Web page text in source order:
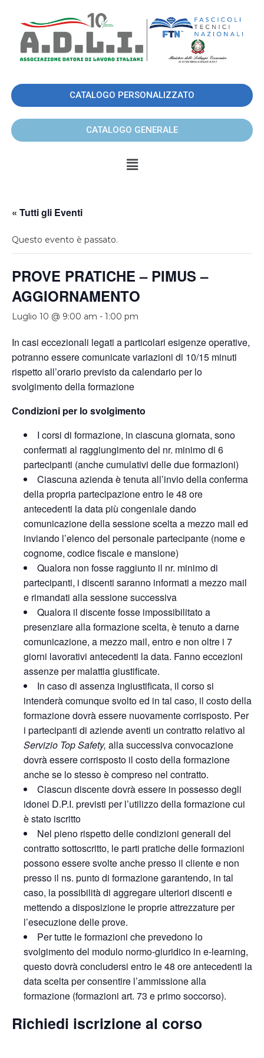
CATALOGO PERSONALIZZATO
CATALOGO GENERALE
« Tutti gli Eventi
Questo evento è passato.
PROVE PRATICHE – PIMUS –
AGGIORNAMENTO
Luglio 10 @ 9:00 am - 1:00 pm
In casi eccezionali legati a particolari esigenze operative,
potranno essere comunicate variazioni di 10/15 minuti
rispetto all’orario previsto da calendario per lo
svolgimento della formazione
Condizioni per lo svolgimento
I corsi di formazione, in ciascuna giornata, sono
confermati al raggiungimento del nr. minimo di 6
partecipanti (anche cumulativi delle due formazioni)
Ciascuna azienda è tenuta all’invio della conferma
della propria partecipazione entro le 48 ore
antecedenti la data più congeniale dando
comunicazione della sessione scelta a mezzo mail ed
inviando l’elenco del personale partecipante (nome e
cognome, codice fiscale e mansione)
Qualora non fosse raggiunto il nr. minimo di
partecipanti, i discenti saranno informati a mezzo mail
e rimandati alla sessione successiva
Qualora il discente fosse impossibilitato a
presenziare alla formazione scelta, è tenuto a darne
comunicazione, a mezzo mail, entro e non oltre i 7
giorni lavorativi antecedenti la data. Fanno eccezioni
assenze per malattia giustificate.
In caso di assenza ingiustificata, il corso si
intenderà comunque svolto ed in tal caso, il costo della
formazione dovrà essere nuovamente corrisposto. Per
i partecipanti di aziende aventi un contratto relativo al
Servizio Top Safety, alla successiva convocazione
dovrà essere corrisposto il costo della formazione
anche se lo stesso è compreso nel contratto.
Ciascun discente dovrà essere in possesso degli
idonei D.P.I. previsti per l’utilizzo della formazione cui
è stato iscritto
Nel pieno rispetto delle condizioni generali del
contratto sottoscritto, le parti pratiche delle formazioni
possono essere svolte anche presso il cliente e non
presso il ns. punto di formazione garantendo, in tal
caso, la possibilità di aggregare ulteriori discenti e
mettendo a disposizione le proprie attrezzature per
l’esecuzione delle prove.
Per tutte le formazioni che prevedono lo
svolgimento del modulo normo-giuridico in e-learning,
questo dovrà concludersi entro le 48 ore antecedenti la
data scelta per consentire l’ammissione alla
formazione (formazioni art. 73 e primo soccorso).
Richiedi iscrizione al corso